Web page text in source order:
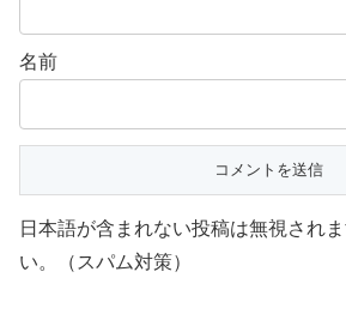
名前
日本語が含まれない投稿は無視され
い。（スパム対策）